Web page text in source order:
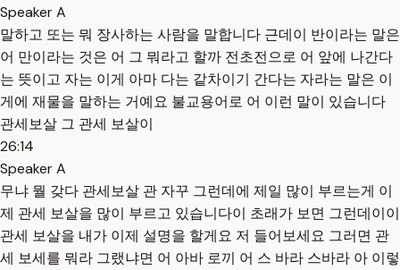
Speaker A
말하고 또는 뭐 장사하는 사람을 말합니다 근데이 반이라는 말은
어 만이라는 것은 어 그 뭐라고 할까 전초전으로 어 앞에 나간다
는 뜻이고 자는 이게 아마 다는 같차이기 간다는 자라는 말은 이
게에 재물을 말하는 거예요 불교용어로 어 이런 말이 있습니다
관세보살 그 관세 보살이
26:14
Speaker A
무냐 뭘 갖다 관세보살 관 자꾸 그런데에 제일 많이 부르는게 이
제 관세 보살을 많이 부르고 있습니다이 초래가 보면 그런데이이
관세 보살을 내가 이제 설명을 할게요 저 들어보세요 그러면 관
세 보세를 뭐라 그랬냐면 어 아바 로끼 어 스 바라 스바라 아 이렇